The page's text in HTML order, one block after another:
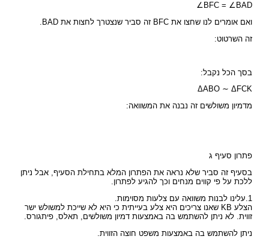
∠BFC = ∠BAD
ואם אומרים לנו שחצו את BFC זה סביר שנצטרך לחצות את BAD.
זה השרטוט:
בסך הכל נקבל:
ΔABO ∼ ΔFCK
מדמיון משולשים זה נבנה את המשוואה:
פתרון סעיף ג
בסעיף זה סביר שלא נראה את הפתרון המלא בתחילת הסעיף, אבל ניתן
ללכת על פי קווים מנחים וכך להגיע לפתרון.
1.עלינו לבנות משוואה עם צלעות מסוימות.
הצלע KB שאנו צריכים היא צלע בעייתית כי היא לא שייכת למשולש ישר
זווית. לא ניתן להשתמש בה באמצעות דמיון משולשים, תאלס, פיתגורס.
ניתן להשתמש בה באמצעות משפט חוצה הזווית.